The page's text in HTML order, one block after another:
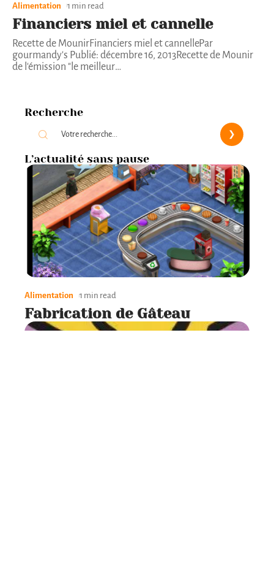
Alimentation 1 min read
Financiers miel et cannelle
Recette de MounirFinanciers miel et cannellePar
gourmandy's Publié: décembre 16, 2013Recette de Mounir
de l'émission "le meilleur…
Recherche
L’actualité sans pause
Alimentation 1 min read
Fabrication de Gâteau